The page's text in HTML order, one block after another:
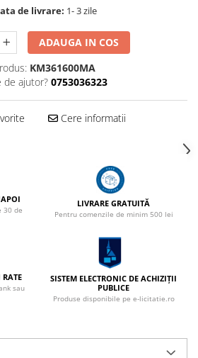
de livrare: 1- 3 zile
ADAUGA IN COS
KM361600MA
de ajutor? 0753036323
Cere informatii
30 de
LIVRARE GRATUITĂ
Pentru comenzile de minim 500 lei
sau
SISTEM ELECTRONIC DE ACHIZIȚII
PUBLICE
Produse disponibile pe e-licitatie.ro